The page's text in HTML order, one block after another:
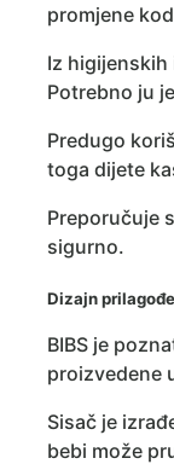
promjene
Iz
Potrebno ju
Predugo
toga dijete
Preporučuje
sigurno.
Dizajn
BIBS je
proizvedene
Sisač je
bebi može